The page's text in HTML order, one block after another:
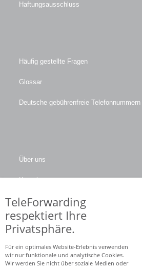
Haftungsausschluss
Häufig gestellte Fragen
Glossar
Deutsche gebührenfreie
Über uns
Kontakt
Firmendaten
Facebook
LinkedInTwitter
(deprecated)
Xing YouTube
TeleForwarding
respektiert Ihre
Privatsphäre.
Für ein optimales Website-Erlebnis verwenden
wir nur funktionale und analytische Cookies.
Wir werden Sie nicht über soziale Medien oder